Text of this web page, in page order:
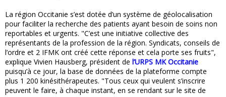
La région Occitanie s’est dotée d’un système de géolocalisation
pour faciliter la recherche des patients ayant besoin de soins non
reportables et urgents. "C’est une initiative collective des
représentants de la profession de la région. Syndicats, conseils de
l’ordre et 2 IFMK ont créé cette réponse et cela porte ses fruits",
explique Vivien Hausberg, président de l’URPS MK Occitanie
puisqu’à ce jour, la base de données de la plateforme compte
plus 1 200 kinésithérapeutes. "Tous ceux qui veulent s’inscrire
peuvent le faire, à chaque instant, en se rendant sur le site de